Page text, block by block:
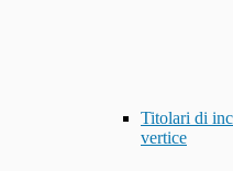
Titolari di
vertice